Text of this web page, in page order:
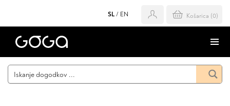
SL / EN Košarica (0)